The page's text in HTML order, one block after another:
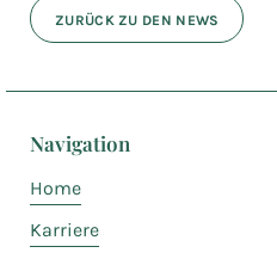
ZURÜCK ZU DEN NEWS
Navigation
Home
Karriere